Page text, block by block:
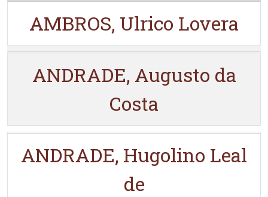
AMBROS, Ulrico Lovera
ANDRADE, Augusto da
Costa
ANDRADE, Hugolino Leal
de